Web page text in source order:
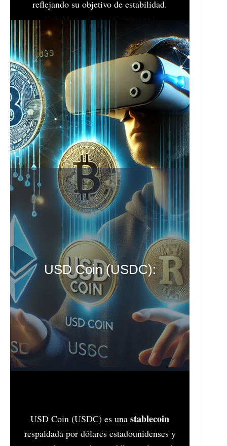
reflejando su objetivo de estabilidad.​
CoinMarketCap+1Coinbase+1
Tether continúa desempeñando un papel
crucial en el ecosistema de las
criptomonedas, proporcionando liquidez y
una opción estable para inversores y
comerciantes en mercados volátiles.
USD Coin (USDC):
USD Coin (USDC) es unastablecoin
respaldada por dólares estadounidenses y